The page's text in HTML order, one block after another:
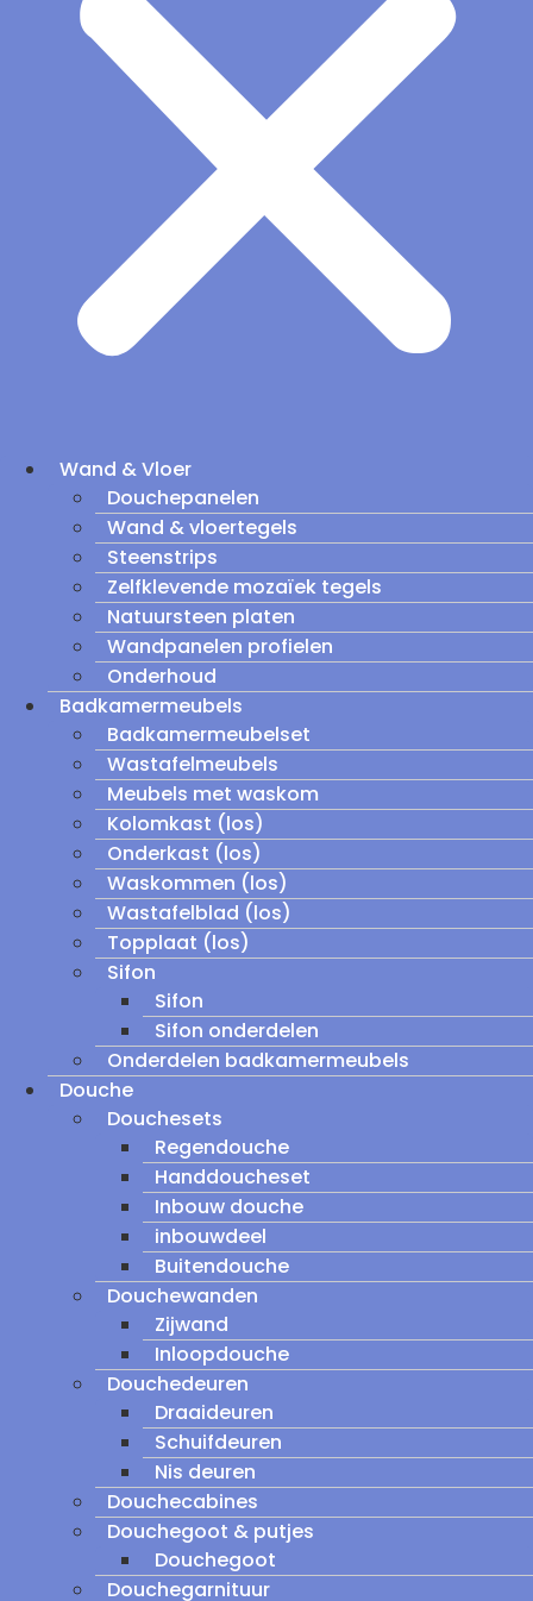
Wand & Vloer
Douchepanelen
Wand & vloertegels
Steenstrips
Zelfklevende mozaïek tegels
Natuursteen platen
Wandpanelen profielen
Onderhoud
Badkamermeubels
Badkamermeubelset
Wastafelmeubels
Meubels met waskom
Kolomkast (los)
Onderkast (los)
Waskommen (los)
Wastafelblad (los)
Topplaat (los)
Sifon
Sifon
Sifon onderdelen
Onderdelen badkamermeubels
Douche
Douchesets
Regendouche
Handdoucheset
Inbouw douche
inbouwdeel
Buitendouche
Douchewanden
Zijwand
Inloopdouche
Douchedeuren
Draaideuren
Schuifdeuren
Nis deuren
Douchecabines
Douchegoot & putjes
Douchegoot
Douchegarnituur